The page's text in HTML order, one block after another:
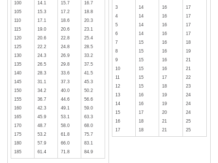
100
105
110
115
120
125
130
135
140
145
150
155
160
165
170
175
180
185
14.1
15.3
17.1
19.0
20.6
22.2
24.3
26.5
28.3
31.1
34.2
36.7
42.3
45.9
48.7
53.2
57.9
61.4
15.7
17.2
18.6
20.6
22.8
24.8
26.9
29.8
33.6
37.3
40.0
44.6
49.1
53.1
58.0
61.8
66.0
71.8
16.7
18.8
20.3
23.1
25.4
28.5
33.2
37.5
41.5
45.3
50.2
56.6
59.0
63.3
68.0
75.7
83.1
84.9
3
4
5
6
7
8
9
10
11
12
13
14
15
16
17
14
14
14
14
15
15
15
15
15
15
16
16
17
18
18
16
16
16
16
16
16
16
16
17
18
19
19
20
21
21
17
17
17
17
18
19
21
21
22
23
24
24
24
25
25